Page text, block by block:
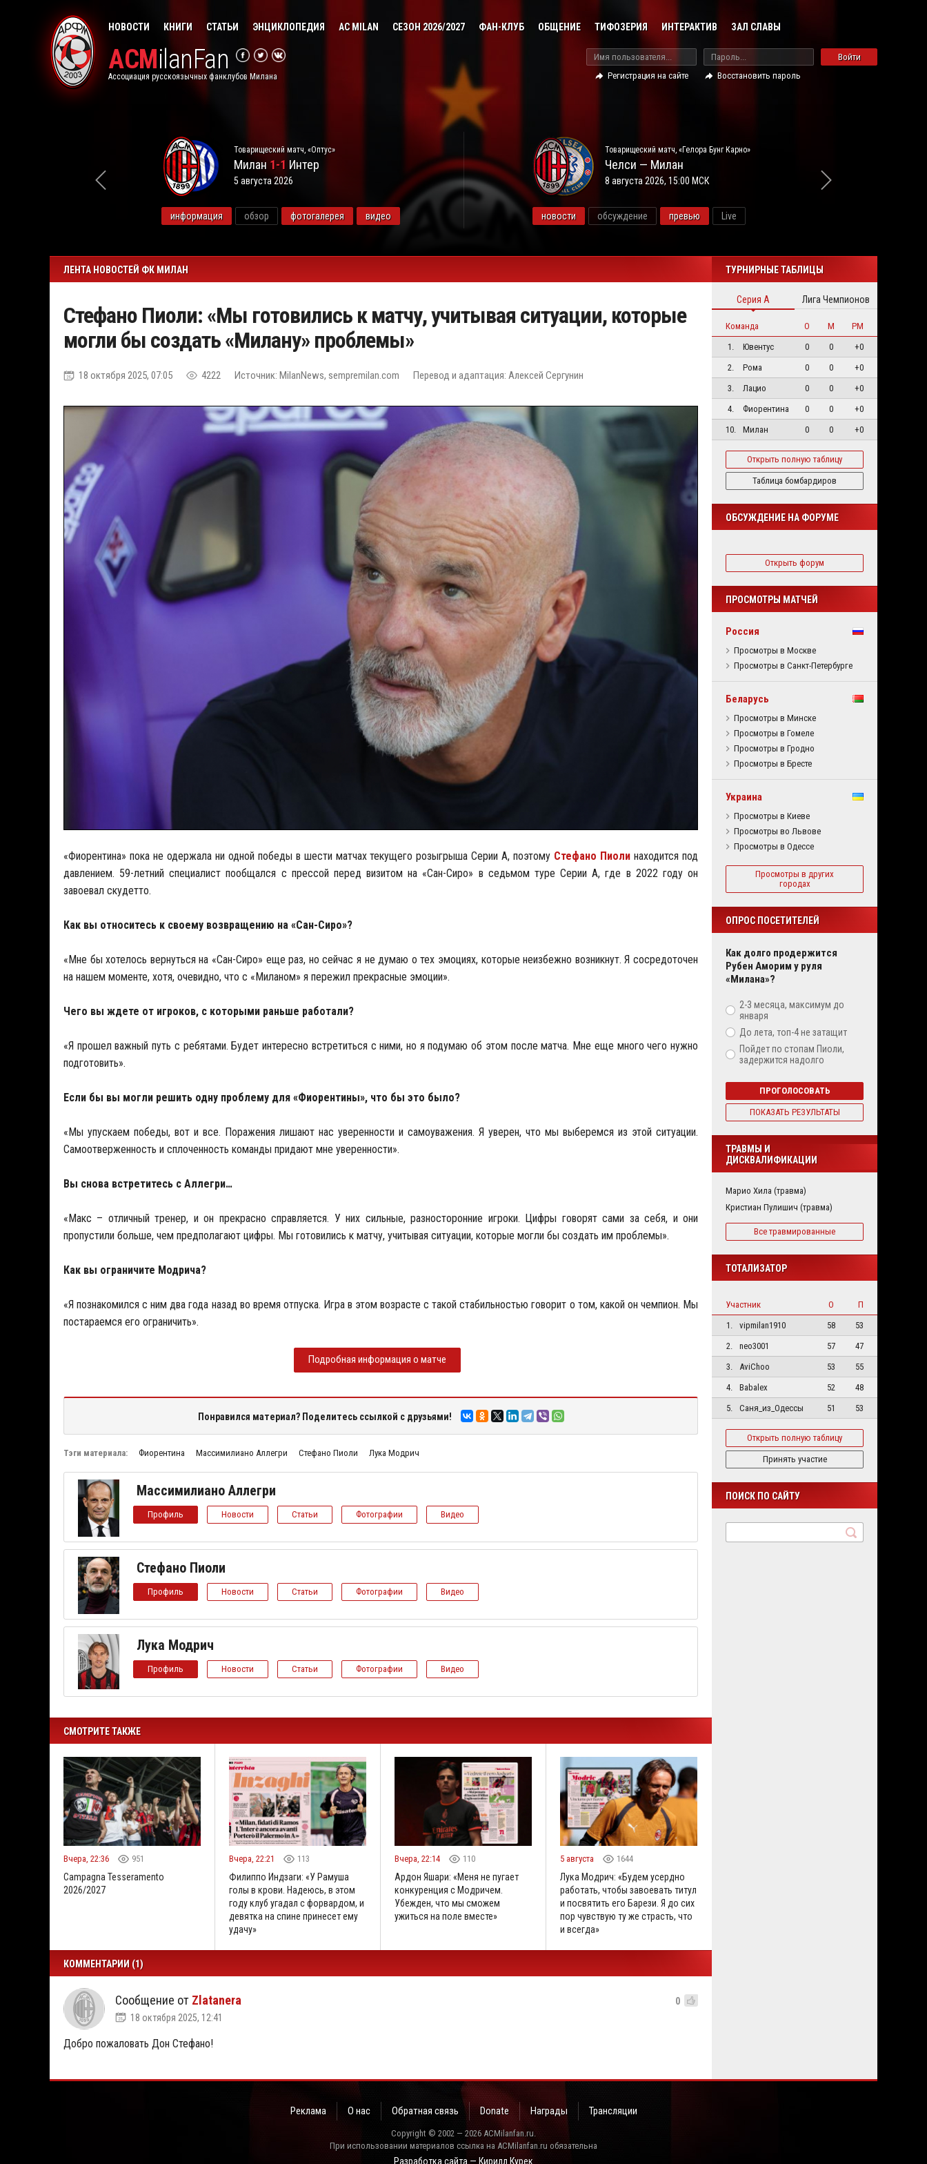
НОВОСТИ КНИГИ СТАТЬИ ЭНЦИКЛОПЕДИЯ AC MILAN СЕЗОН 2026/2027 ФАН-КЛУБ ОБЩЕНИЕ ТИФОЗЕРИЯ ИНТЕРАКТИВ ЗАЛ СЛАВЫ
ACMilanFan
Ассоциация русскоязычных фанклубов Милана
Войти
Регистрация на сайте
Восстановить пароль
Товарищеский матч, «Оптус»
Милан 1-1 Интер
5 августа 2026
информация обзор фотогалерея видео
Товарищеский матч, «Гелора Бунг Карно»
Челси — Милан
8 августа 2026, 15:00 МСК
новости обсуждение превью Live
ЛЕНТА НОВОСТЕЙ ФК МИЛАН
Стефано Пиоли: «Мы готовились к матчу, учитывая ситуации, которые
могли бы создать «Милану» проблемы»
18 октября 2025, 07:05 4222 Источник: MilanNews, sempremilan.com Перевод и адаптация: Алексей Сергунин
«Фиорентина» пока не одержала ни одной победы в шести матчах текущего розыгрыша Серии А, поэтому Стефано Пиоли находится под
давлением. 59-летний специалист пообщался с прессой перед визитом на «Сан-Сиро» в седьмом туре Серии А, где в 2022 году он
завоевал скудетто.
Как вы относитесь к своему возвращению на «Сан-Сиро»?
«Мне бы хотелось вернуться на «Сан-Сиро» еще раз, но сейчас я не думаю о тех эмоциях, которые неизбежно возникнут. Я сосредоточен
на нашем моменте, хотя, очевидно, что с «Миланом» я пережил прекрасные эмоции».
Чего вы ждете от игроков, с которыми раньше работали?
«Я прошел важный путь с ребятами. Будет интересно встретиться с ними, но я подумаю об этом после матча. Мне еще много чего нужно
подготовить».
Если бы вы могли решить одну проблему для «Фиорентины», что бы это было?
«Мы упускаем победы, вот и все. Поражения лишают нас уверенности и самоуважения. Я уверен, что мы выберемся из этой ситуации.
Самоотверженность и сплоченность команды придают мне уверенности».
Вы снова встретитесь с Аллегри…
«Макс – отличный тренер, и он прекрасно справляется. У них сильные, разносторонние игроки. Цифры говорят сами за себя, и они
пропустили больше, чем предполагают цифры. Мы готовились к матчу, учитывая ситуации, которые могли бы создать им проблемы».
Как вы ограничите Модрича?
«Я познакомился с ним два года назад во время отпуска. Игра в этом возрасте с такой стабильностью говорит о том, какой он чемпион. Мы
постараемся его ограничить».
Подробная информация о матче
Понравился материал? Поделитесь ссылкой с друзьями!
Тэги материала: Фиорентина Массимилиано Аллегри Стефано Пиоли Лука Модрич
Массимилиано Аллегри
Профиль Новости Статьи Фотографии Видео
Стефано Пиоли
Профиль Новости Статьи Фотографии Видео
Лука Модрич
Профиль Новости Статьи Фотографии Видео
СМОТРИТЕ ТАКЖЕ
Вчера, 22:36 951
Campagna Tesseramento
2026/2027
Вчера, 22:21 113
Филиппо Индзаги: «У Рамуша
голы в крови. Надеюсь, в этом
году клуб угадал с форвардом, и
девятка на спине принесет ему
удачу»
Вчера, 22:14 110
Ардон Яшари: «Меня не пугает
конкуренция с Модричем.
Убежден, что мы сможем
ужиться на поле вместе»
5 августа 1644
Лука Модрич: «Будем усердно
работать, чтобы завоевать титул
и посвятить его Барези. Я до сих
пор чувствую ту же страсть, что
и всегда»
КОММЕНТАРИИ (1)
Сообщение от Zlatanera
18 октября 2025, 12:41
0
Добро пожаловать Дон Стефано!
ТУРНИРНЫЕ ТАБЛИЦЫ
Серия А Лига Чемпионов
Команда О М
РМ
1.
Ювентус 0 0
+0
2.
Рома 0 0
+0
3.
Лацио 0 0
+0
4.
Фиорентина 0 0
+0
10.
Милан 0 0 +0
Открыть полную таблицу
Таблица бомбардиров
ОБСУЖДЕНИЕ НА ФОРУМЕ
Открыть форум
ПРОСМОТРЫ МАТЧЕЙ
Россия
Просмотры в Москве
Просмотры в Санкт-Петербурге
Беларусь
Просмотры в Минске
Просмотры в Гомеле
Просмотры в Гродно
Просмотры в Бресте
Украина
Просмотры в Киеве
Просмотры во Львове
Просмотры в Одессе
Просмотры в других
городах
ОПРОС ПОСЕТИТЕЛЕЙ
Как долго продержится
Рубен Аморим у руля
«Милана»?
2-3 месяца, максимум до
января
До лета, топ-4 не затащит
Пойдет по стопам Пиоли,
задержится надолго
ПРОГОЛОСОВАТЬ
ПОКАЗАТЬ РЕЗУЛЬТАТЫ
ТРАВМЫ И
ДИСКВАЛИФИКАЦИИ
Марио Хила (травма)
Кристиан Пулишич (травма)
Все травмированные
ТОТАЛИЗАТОР
Участник О
П
1.
vipmilan1910 58
53
2.
neo3001 57
47
3.
AviChoo 53
55
4.
Babalex 52
48
5.
Саня_из_Одессы 51 53
Открыть полную таблицу
Принять участие
ПОИСК ПО САЙТУ
Реклама О нас Обратная связь Donate Награды Трансляции
Copyright © 2002 — 2026 ACMilanfan.ru.
При использовании материалов ссылка на ACMilanfan.ru обязательна
Разработка сайта — Кирилл Курек